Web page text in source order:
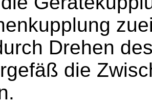
Drehen
die